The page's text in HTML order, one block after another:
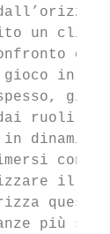
un
è
gioco in
ruoli che
in
con
il
questa
più